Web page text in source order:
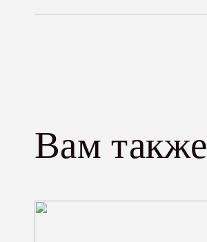
Вам